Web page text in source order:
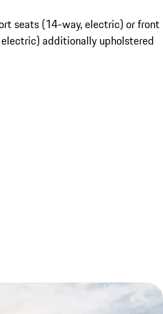
seats (14-way, electric) or front
additionally upholstered